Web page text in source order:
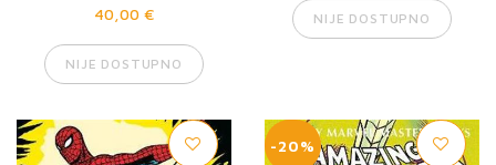
40,00 €
NIJE DOSTUPNO
NIJE DOSTUPNO
-20%